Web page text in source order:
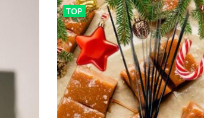
TOP